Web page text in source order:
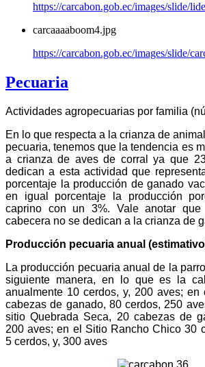
https://carcabon.gob.ec/images/slide/
carcaaaaboom4.jpg
https://carcabon.gob.ec/images/slide/
Pecuaria
Actividades agropecuarias por familia
En lo que respecta a la crianza de
pecuaria, tenemos que la tendencia es
a crianza de aves de corral ya que
dedican a esta actividad que
porcentaje la producción de ganado
en igual porcentaje la producción
caprino con un 3%. Vale anotar
cabecera no se dedican a la crianza de
Producción pecuaria anual
La producción pecuaria anual de la
siguiente manera, en lo que es la
anualmente 10 cerdos, y, 200 aves;
cabezas de ganado, 80 cerdos, 250
sitio Quebrada Seca, 20 cabezas de
200 aves; en el Sitio Rancho Chico 30
5 cerdos, y, 300 aves